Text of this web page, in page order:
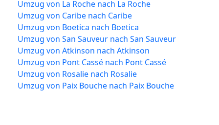
Umzug von La Roche nach La Roche
Umzug von Caribe nach Caribe
Umzug von Boetica nach Boetica
Umzug von San Sauveur nach San Sauveur
Umzug von Atkinson nach Atkinson
Umzug von Pont Cassé nach Pont Cassé
Umzug von Rosalie nach Rosalie
Umzug von Paix Bouche nach Paix Bouche